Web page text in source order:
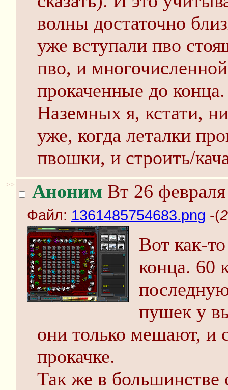
волны достаточно
уже вступали пво
пво, и
прокаченные до конца.
Наземных я, кстати,
уже, когда леталки
пвошки, и строить/
>> Аноним Вт 26
Файл: 1361485754683.png -(
Вот как-
конца. 60
пушек у
они только мешают, и
прокачке.
Так же в большинстве